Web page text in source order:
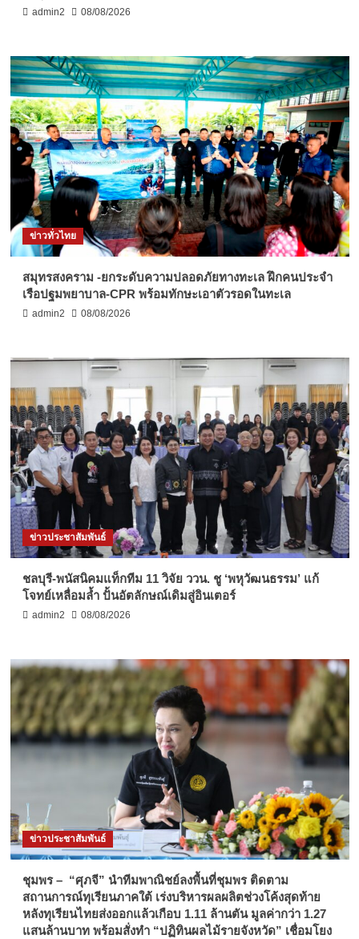
admin2 08/08/2026
ข่าวทั่วไทย
สมุทรสงคราม -ยกระดับความปลอดภัยทางทะเล ฝึกคนประจำ
เรือปฐมพยาบาล-CPR พร้อมทักษะเอาตัวรอดในทะเล
admin2 08/08/2026
ข่าวประชาสัมพันธ์
ชลบุรี-พนัสนิคมแท็กทีม 11 วิจัย ววน. ชู ‘พหุวัฒนธรรม’ แก้
โจทย์เหลื่อมล้ำ ปั้นอัตลักษณ์เดิมสู่อินเตอร์
admin2 08/08/2026
ข่าวประชาสัมพันธ์
ชุมพร – “ศุภจี” นำทีมพาณิชย์ลงพื้นที่ชุมพร ติดตาม
สถานการณ์ทุเรียนภาคใต้ เร่งบริหารผลผลิตช่วงโค้งสุดท้าย
หลังทุเรียนไทยส่งออกแล้วเกือบ 1.11 ล้านตัน มูลค่ากว่า 1.27
แสนล้านบาท พร้อมสั่งทำ “ปฏิทินผลไม้รายจังหวัด” เชื่อมโยง